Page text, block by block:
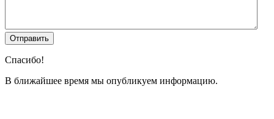
Спасибо!
В ближайшее время мы опубликуем информацию.